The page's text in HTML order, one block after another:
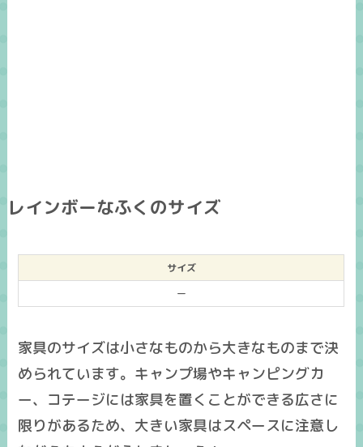
レインボーなふくのサイズ
サイズ
ー
家具のサイズは小さなものから大きなものまで決
められています。キャンプ場やキャンピングカ
ー、コテージには家具を置くことができる広さに
限りがあるため、大きい家具はスペースに注意し